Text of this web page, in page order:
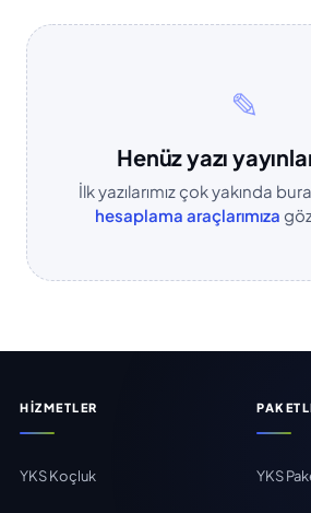
✎
Henüz yazı
İlk yazılarımız çok yakında
hesaplama araçlarımıza
HIZMETLER
YKS Koçluk YKS